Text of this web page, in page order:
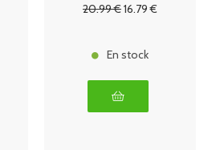
20.99€16.79 €
En stock